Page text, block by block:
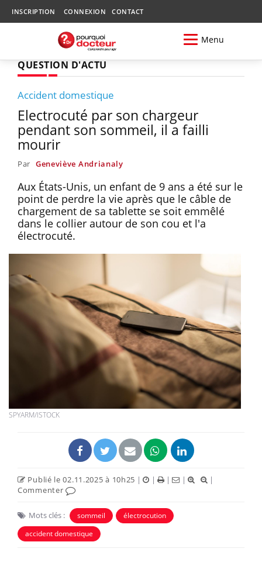
INSCRIPTION CONNEXION CONTACT
Menu
QUESTION D'ACTU
Accident domestique
Electrocuté par son chargeur
pendant son sommeil, il a failli
mourir
Par Geneviève Andrianaly
Aux États-Unis, un enfant de 9 ans a été sur le
point de perdre la vie après que le câble de
chargement de sa tablette se soit emmêlé
dans le collier autour de son cou et l'a
électrocuté.
SPYARM/ISTOCK
Publié le 02.11.2025 à 10h25 | | | |
|
Commenter
Mots clés : sommeil
électrocution
accident domestique